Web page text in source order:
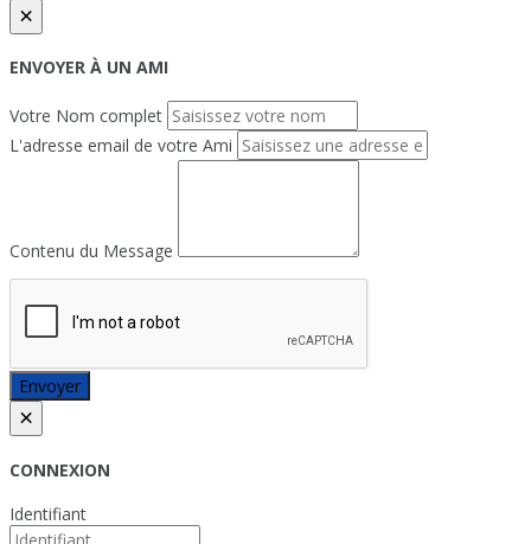
×
ENVOYER À UN AMI
Votre Nom complet
L'adresse email de votre Ami
Contenu du Message
Envoyer
×
CONNEXION
Identifiant